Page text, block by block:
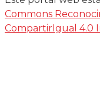
Commons
CompartirIgual 4.0